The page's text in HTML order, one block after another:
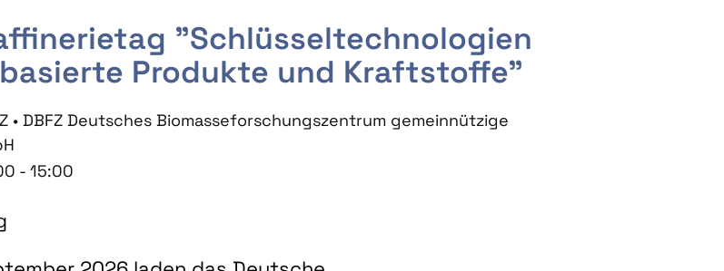
"Schlüsseltechnologien
Produkte und Kraftstoffe"
• DBFZ Deutsches Biomasseforschungszentrum gemeinnützige
- 15:00